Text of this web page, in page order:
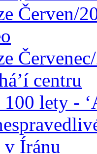
Červen/
centru
100 lety -
v Íránu